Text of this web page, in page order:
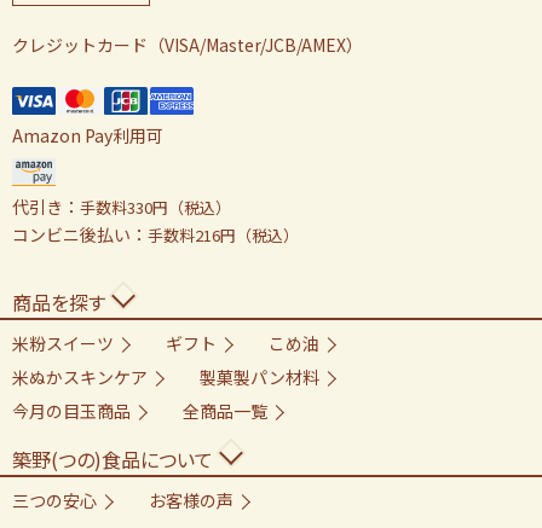
クレジットカード（VISA/Master/JCB/AMEX）
Amazon Pay利用可
代引き： 手数料330円（税込）
コンビニ後払い： 手数料216円（税込）
商品を探す
米粉スイーツ ギフト
こめ油
米ぬかスキンケア
製菓製パン材料
今月の目玉商品
全商品一覧
築野(つの)食品について
三つの安心 お客様の声